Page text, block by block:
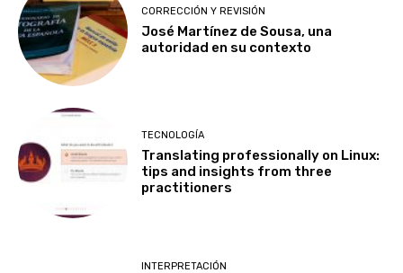
CORRECCIÓN Y REVISIÓN
José Martínez de Sousa, una
autoridad en su contexto
TECNOLOGÍA
Translating professionally on Linux:
tips and insights from three
practitioners
INTERPRETACIÓN